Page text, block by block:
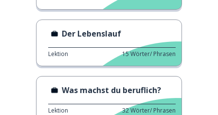
Der Lebenslauf
Lektion 15Wörter/ Phrasen
Was machst du beruflich?
Lektion 32Wörter/ Phrasen